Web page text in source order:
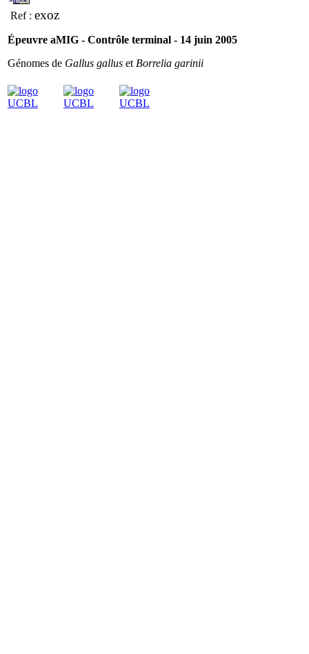
Ref : exoz
Épeuvre aMIG - Contrôle terminal - 14 juin 2005
Génomes de Gallus gallus et Borrelia garinii